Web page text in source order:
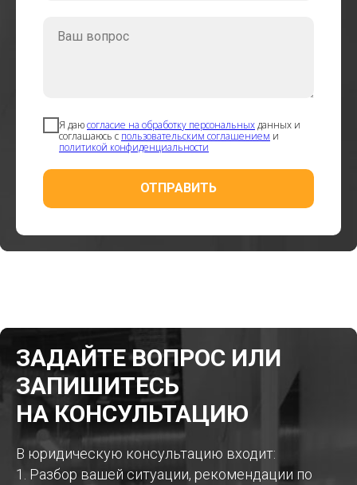
Ваш вопрос
Я даюсогласие на обработку персональныхданных и
соглашаюсь с пользовательским соглашением и
политикой конфиденциальности
ОТПРАВИТЬ
ЗАДАЙТЕ ВОПРОС ИЛИ
ЗАПИШИТЕСЬ
НА КОНСУЛЬТАЦИЮ
В юридическую консультацию входит:
1. Разбор вашей ситуации, рекомендации по